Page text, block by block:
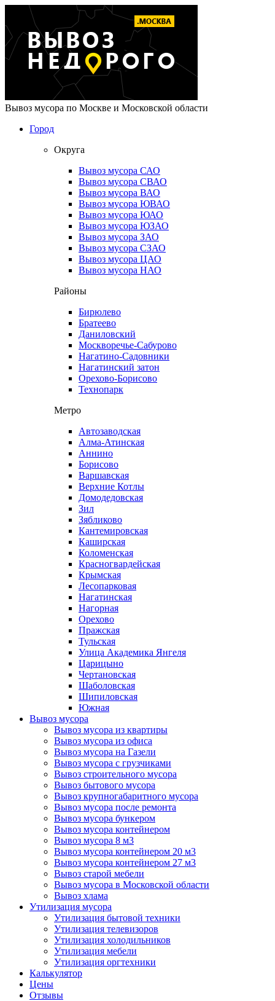
Вывоз мусора по Москве и Московской области
Город
Округа
Вывоз мусора САО
Вывоз мусора СВАО
Вывоз мусора ВАО
Вывоз мусора ЮВАО
Вывоз мусора ЮАО
Вывоз мусора ЮЗАО
Вывоз мусора ЗАО
Вывоз мусора СЗАО
Вывоз мусора ЦАО
Вывоз мусора НАО
Районы
Бирюлево
Братеево
Даниловский
Москворечье-Сабурово
Нагатино-Садовники
Нагатинский затон
Орехово-Борисово
Технопарк
Метро
Автозаводская
Алма-Атинская
Аннино
Борисово
Варшавская
Верхние Котлы
Домодедовская
Зил
Зябликово
Кантемировская
Каширская
Коломенская
Красногвардейская
Крымская
Лесопарковая
Нагатинская
Нагорная
Орехово
Пражская
Тульская
Улица Академика Янгеля
Царицыно
Чертановская
Шаболовская
Шипиловская
Южная
Вывоз мусора
Вывоз мусора из квартиры
Вывоз мусора из офиса
Вывоз мусора на Газели
Вывоз мусора с грузчиками
Вывоз строительного мусора
Вывоз бытового мусора
Вывоз крупногабаритного мусора
Вывоз мусора после ремонта
Вывоз мусора бункером
Вывоз мусора контейнером
Вывоз мусора 8 м3
Вывоз мусора контейнером 20 м3
Вывоз мусора контейнером 27 м3
Вывоз старой мебели
Вывоз мусора в Московской области
Вывоз хлама
Утилизация мусора
Утилизация бытовой техники
Утилизация телевизоров
Утилизация холодильников
Утилизация мебели
Утилизация оргтехники
Калькулятор
Цены
Отзывы